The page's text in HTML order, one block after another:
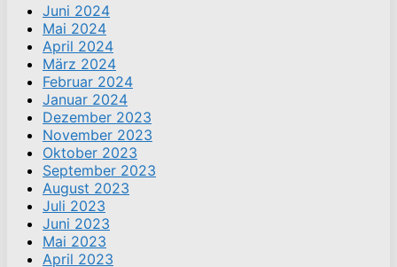
Juni 2024
Mai 2024
April 2024
März 2024
Februar 2024
Januar 2024
Dezember 2023
November 2023
Oktober 2023
September 2023
August 2023
Juli 2023
Juni 2023
Mai 2023
April 2023